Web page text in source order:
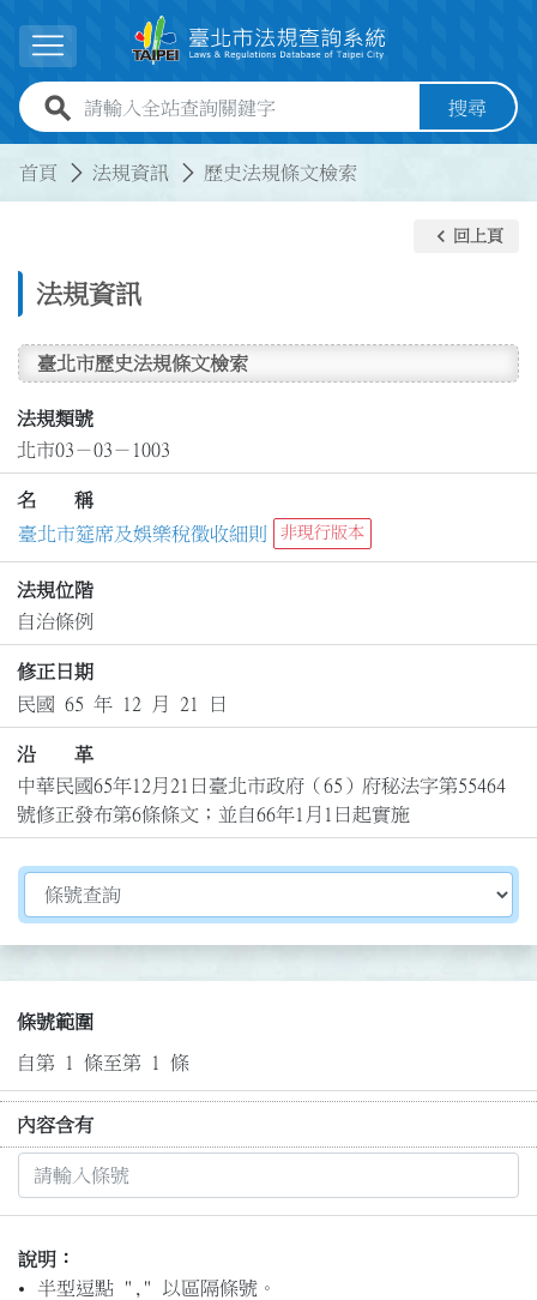
展開選單
全站查詢關鍵字欄位 搜尋
首頁 法規資訊 歷史法規條文檢索
法規資訊
keyboard_arrow_left 回上頁
臺北市歷史法規條文檢索
法規類號
北市03－03－1003
名 稱
臺北市筵席及娛樂稅徵收細則
非現行版本
法規位階
自治條例
修正日期
民國 65 年 12 月 21 日
沿 革
中華民國65年12月21日臺北市政府（65）府秘法字第55464
號修正發布第6條條文；並自66年1月1日起實施
切換選擇法規資訊內容
條號範圍
自第 1 條至第 1 條
內容含有
說明：
半型逗點 "," 以區隔條號。